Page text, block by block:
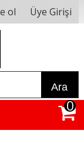
ol Üye Girişi
Ara
0